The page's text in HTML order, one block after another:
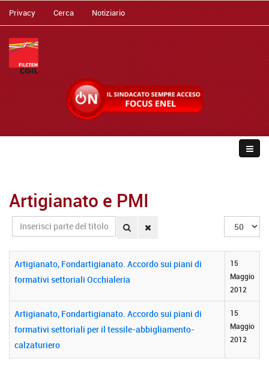
Privacy Cerca Notiziario
Artigianato e PMI
Inserisci
parte
del
titolo
Visualizza
n.
Artigianato, Fondartigianato. Accordo sui piani di
formativi settoriali Occhialeria
15
Maggio
2012
Artigianato, Fondartigianato. Accordo sui piani di
formativi settoriali per il tessile-abbigliamento-
calzaturiero
15
Maggio
2012